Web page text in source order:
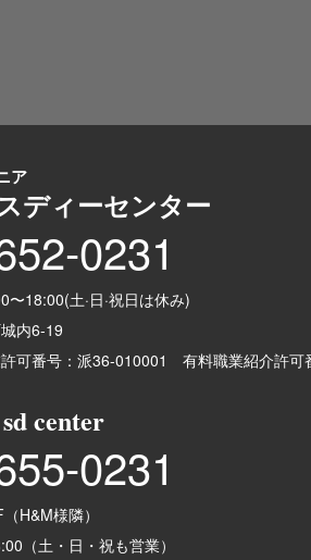
ア
ディーセンター
0231
18:00(土·日·祝日は休み)
内6-19
可番号： 派36-010001 有料職業紹介許可
center
0231
H&M様隣）
（土・日・祝も営業）